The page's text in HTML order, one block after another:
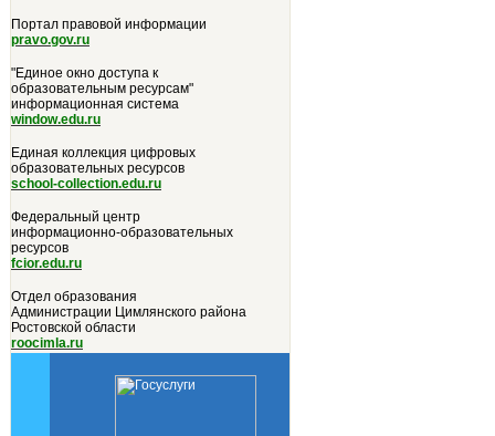
Портал правовой информации
pravo.gov.ru
"Единое окно доступа к
образовательным ресурсам"
информационная система
window.edu.ru
Единая коллекция цифровых
образовательных ресурсов
school-collection.edu.ru
Федеральный центр
информационно-образовательных
ресурсов
fcior.edu.ru
Отдел образования
Администрации Цимлянского района
Ростовской области
roocimla.ru